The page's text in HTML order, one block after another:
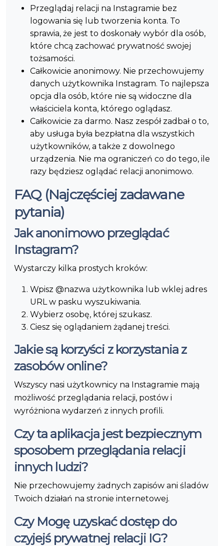
Przeglądaj relacji na Instagramie bez
logowania się lub tworzenia konta. To
sprawia, że jest to doskonały wybór dla osób,
które chcą zachować prywatność swojej
tożsamości.
Całkowicie anonimowy. Nie przechowujemy
danych użytkownika Instagram. To najlepsza
opcja dla osób, które nie są widoczne dla
właściciela konta, którego oglądasz.
Całkowicie za darmo. Nasz zespół zadbał o to,
aby usługa była bezpłatna dla wszystkich
użytkowników, a także z dowolnego
urządzenia. Nie ma ograniczeń co do tego, ile
razy będziesz oglądać relacji anonimowo.
FAQ (Najczęściej zadawane
pytania)
Jak anonimowo przeglądać
Instagram?
Wystarczy kilka prostych kroków:
Wpisz @nazwa użytkownika lub wklej adres
URL w pasku wyszukiwania.
Wybierz osobę, której szukasz.
Ciesz się oglądaniem żądanej treści.
Jakie są korzyści z korzystania z
zasobów online?
Wszyscy nasi użytkownicy na Instagramie mają
możliwość przeglądania relacji, postów i
wyróżniona wydarzeń z innych profili.
Czy ta aplikacja jest bezpiecznym
sposobem przeglądania relacji
innych ludzi?
Nie przechowujemy żadnych zapisów ani śladów
Twoich działań na stronie internetowej.
Czy Mogę uzyskać dostęp do
czyjejś prywatnej relacji IG?